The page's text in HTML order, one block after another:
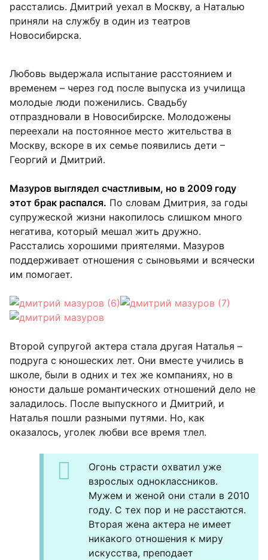
расстались. Дмитрий уехал в Москву, а Наталью
приняли на службу в один из театров
Новосибирска.
Любовь выдержала испытание расстоянием и
временем – через год после выпуска из училища
молодые люди поженились. Свадьбу
отпраздновали в Новосибирске. Молодожены
переехали на постоянное место жительства в
Москву, вскоре в их семье появились дети –
Георгий и Дмитрий.
Мазуров выглядел счастливым, но в 2009 году
этот брак распался. По словам Дмитрия, за годы
супружеской жизни накопилось слишком много
негатива, который мешал жить дружно.
Расстались хорошими приятелями. Мазуров
поддерживает отношения с сыновьями и всячески
им помогает.
Второй супругой актера стала другая Наталья –
подруга с юношеских лет. Они вместе учились в
школе, были в одних и тех же компаниях, но в
юности дальше романтических отношений дело не
заладилось. После выпускного и Дмитрий, и
Наталья пошли разными путями. Но, как
оказалось, уголек любви все время тлел.
Огонь страсти охватил уже
взрослых одноклассников.
Мужем и женой они стали в 2010
году. С тех пор и не расстаются.
Вторая жена актера не имеет
никакого отношения к миру
искусства, преподает